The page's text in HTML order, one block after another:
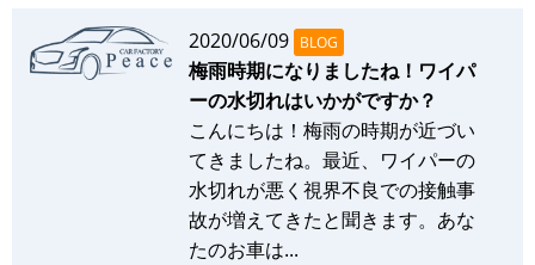
2020/06/09 BLOG
梅雨時期になりましたね！ワイパ
ーの水切れはいかがですか？
こんにちは！梅雨の時期が近づい
てきましたね。最近、ワイパーの
水切れが悪く視界不良での接触事
故が増えてきたと聞きます。あな
たのお車は...